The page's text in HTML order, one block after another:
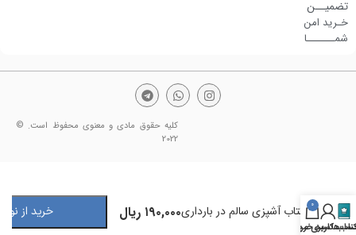
تضمیــن
خـرید امن
شمـــــــا
کلیه حقوق مادی و معنوی محفوظ است. ©
2022
کتاب آشپزی سالم در بارداری۱۹۰,۰۰۰ ریال خرید از
کاربری من
0
سبد خرید